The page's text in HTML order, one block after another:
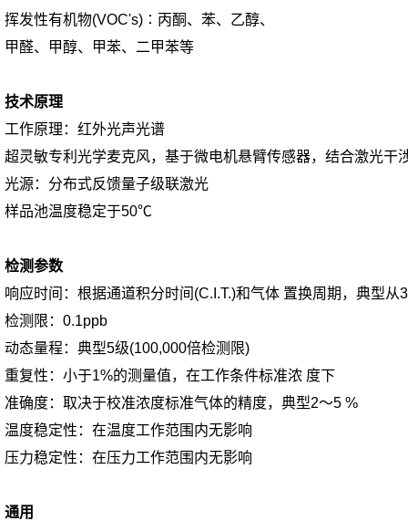
挥发性有机物(VOC's)∶丙酮、苯、乙醇、
甲醛、甲醇、甲苯、二甲苯等
技术原理
工作原理：红外光声光谱
超灵敏专利光学麦克风，基于微电机悬臂传感器，结合激光干
光源：分布式反馈量子级联激光
样品池温度稳定于50℃
检测参数
响应时间：根据通道积分时间(C.I.T.)和气体 置换周期，典型从
检测限：0.1ppb
动态量程：典型5级(100,000倍检测限)
重复性：小于1%的测量值，在工作条件标准浓 度下
准确度：取决于校准浓度标准气体的精度，典型2～5 %
温度稳定性：在温度工作范围内无影响
压力稳定性：在压力工作范围内无影响
通用